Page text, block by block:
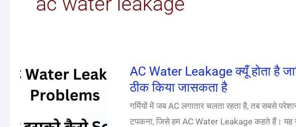
AC Water Leakage क्यूँ होता है
ठीक किया जासकता है
गर्मियों में जब AC लगातार चलता रहता है, तब सबसे
टपकना, जिसे हम AC Water Leakage कहते हैं। यह